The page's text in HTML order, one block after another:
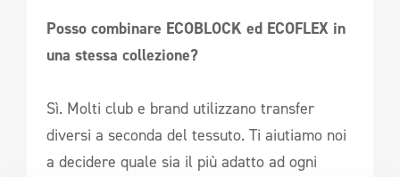
Posso combinare ECOBLOCK ed ECOFLEX in
una stessa collezione?
Sì. Molti club e brand utilizzano transfer
diversi a seconda del tessuto. Ti aiutiamo noi
a decidere quale sia il più adatto ad ogni